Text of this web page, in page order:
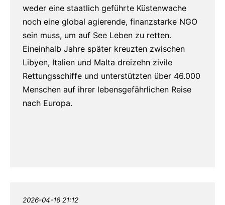
weder eine staatlich geführte Küstenwache
noch eine global agierende, finanzstarke NGO
sein muss, um auf See Leben zu retten.
Eineinhalb Jahre später kreuzten zwischen
Libyen, Italien und Malta dreizehn zivile
Rettungsschiffe und unterstützten über 46.000
Menschen auf ihrer lebensgefährlichen Reise
nach Europa.
2026-04-16 21:12